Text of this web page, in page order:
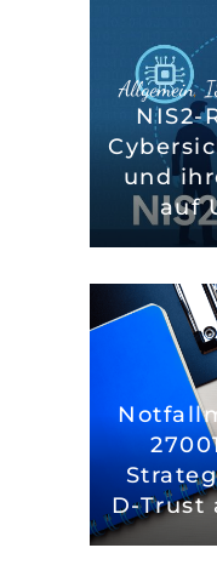
Allgemein,
NIS2-
und
auf
D-Trust